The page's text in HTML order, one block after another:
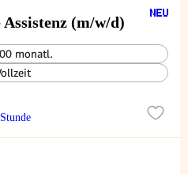
(m/w/d)
monatl.